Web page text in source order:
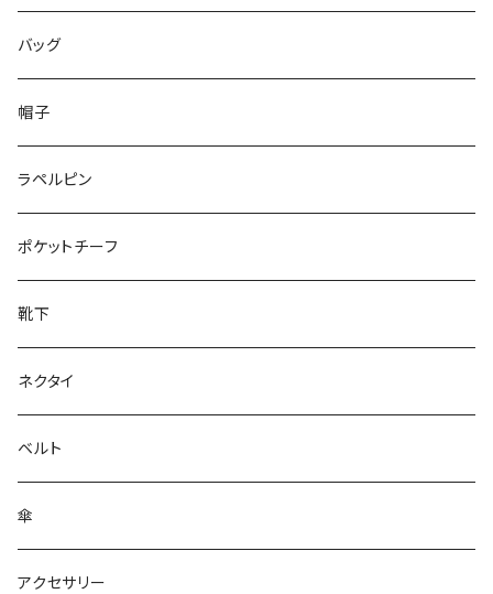
50/XL～
48/L
50/XL～
46/M
48/L
50/XL～
～25.5cm
26cm～
27cm～
28cm～
バッグ
帽子
ラペルピン
ポケットチーフ
靴下
ネクタイ
ベルト
傘
アクセサリー